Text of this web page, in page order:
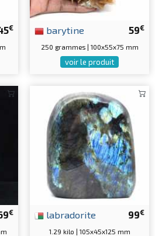
€ 59€
barytine
250 grammes | 100x55x75 mm
voir le produit
€ 99€
labradorite
1.29 kilo | 105x45x125 mm